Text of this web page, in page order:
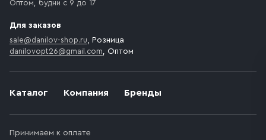
Каталог Компания Бренды
Принимаем к оплате
Оптом, будни с 9 до 17
Для заказов
sale@danilov-shop.ru, Розница
danilovopt26@gmail.com, Оптом